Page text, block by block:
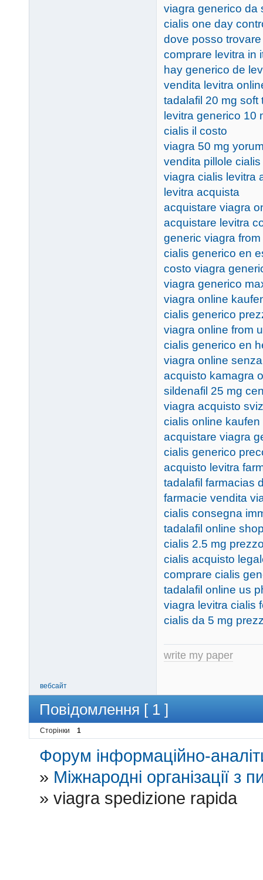
viagra generico da
cialis one day
dove posso
comprare levitra in
hay generico de
vendita levitra
tadalafil 20 mg soft
levitra generico 10
cialis il costo
viagra 50 mg
vendita pillole cialis
viagra cialis levitra
levitra acquista
acquistare viagra
acquistare levitra
generic viagra
cialis generico en
costo viagra
viagra generico
viagra online
cialis generico
viagra online from
cialis generico en
viagra online
acquisto kamagra
sildenafil 25 mg
viagra acquisto
cialis online kaufen
acquistare viagra
cialis generico
acquisto levitra
tadalafil farmacias
farmacie vendita
cialis consegna
tadalafil online
cialis 2.5 mg
cialis acquisto
comprare cialis
tadalafil online us
viagra levitra cialis
cialis da 5 mg
write my paper
вебсайт
Повідомлення [ 1 ]
Сторінки 1
Форум інформаційно-
» Міжнародні організації з
»viagra spedizione rapida